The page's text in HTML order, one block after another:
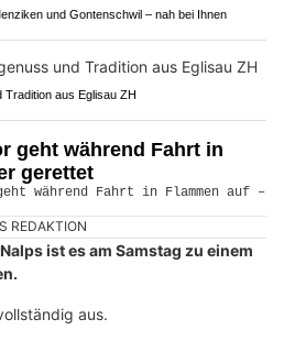
und Gontenschwil – nah bei Ihnen
aus Eglisau ZH
geht während Fahrt in
gerettet
REDAKTION
ist es am Samstag zu einem
aus.